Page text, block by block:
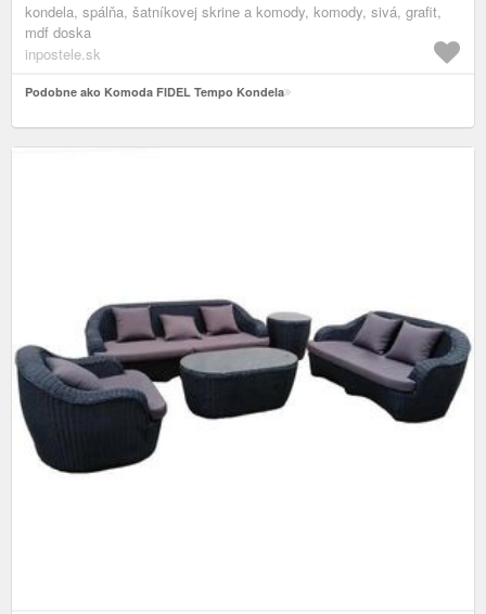
kondela, spálňa, šatníkovej skrine a komody, komody, sivá, grafit,
mdf doska
inpostele.sk
Podobne ako Komoda FIDEL Tempo Kondela